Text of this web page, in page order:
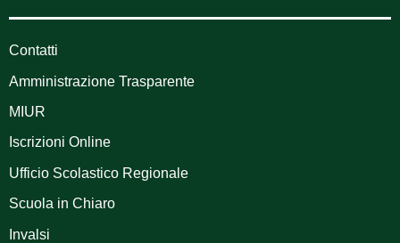
Contatti
Amministrazione Trasparente
MIUR
Iscrizioni Online
Ufficio Scolastico Regionale
Scuola in Chiaro
Invalsi